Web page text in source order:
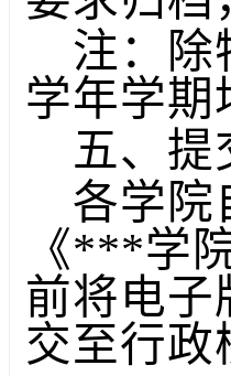
注：除
学年学期
五、提
各学院
《***学
前将电子
交至行政